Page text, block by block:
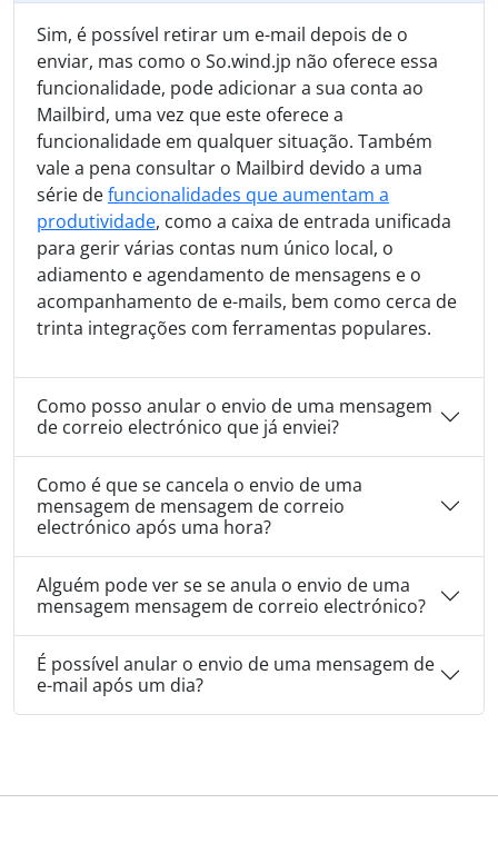
Sim, é possível retirar um e-mail depois de o
enviar, mas como o So.wind.jp não oferece essa
funcionalidade, pode adicionar a sua conta ao
Mailbird, uma vez que este oferece a
funcionalidade em qualquer situação. Também
vale a pena consultar o Mailbird devido a uma
série defuncionalidades que aumentam a
produtividade, como a caixa de entrada unificada
para gerir várias contas num único local, o
adiamento e agendamento de mensagens e o
acompanhamento de e-mails, bem como cerca de
trinta integrações com ferramentas populares.
Como posso anular o envio de uma mensagem
de correio electrónico que já enviei?
Como é que se cancela o envio de uma
mensagem de mensagem de correio
electrónico após uma hora?
Alguém pode ver se se anula o envio de uma
mensagem mensagem de correio electrónico?
É possível anular o envio de uma mensagem de
e-mail após um dia?